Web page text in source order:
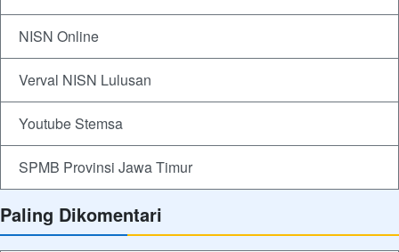
NISN Online
Verval NISN Lulusan
Youtube Stemsa
SPMB Provinsi Jawa Timur
Paling Dikomentari